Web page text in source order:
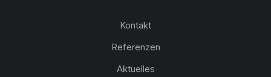
Kontakt
Referenzen
Aktuelles